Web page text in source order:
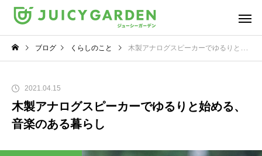
ブログ くらしのこと 木製アナログスピーカーでゆるりと始める、音楽のある暮らし
2021.04.15
木製アナログスピーカーでゆるりと始める、
音楽のある暮らし